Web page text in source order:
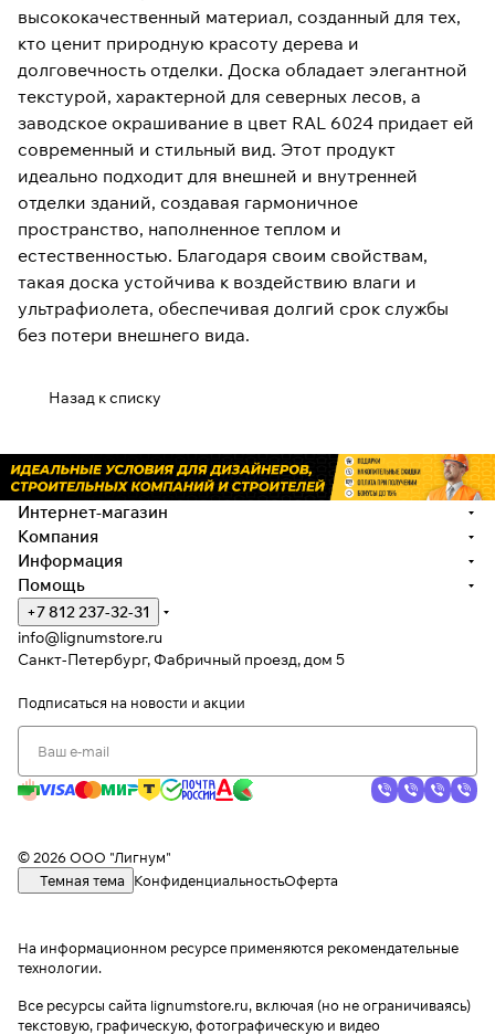
высококачественный материал, созданный для тех,
кто ценит природную красоту дерева и
долговечность отделки. Доска обладает элегантной
текстурой, характерной для северных лесов, а
заводское окрашивание в цвет RAL 6024 придает ей
современный и стильный вид. Этот продукт
идеально подходит для внешней и внутренней
отделки зданий, создавая гармоничное
пространство, наполненное теплом и
естественностью. Благодаря своим свойствам,
такая доска устойчива к воздействию влаги и
ультрафиолета, обеспечивая долгий срок службы
без потери внешнего вида.
Назад к списку
Интернет-магазин
Компания
Информация
Помощь
+7 812 237-32-31
info@lignumstore.ru
Санкт-Петербург, Фабричный проезд, дом 5
Подписаться на новости и акции
© 2026 ООО "Лигнум"
Темная тема
КонфиденциальностьОферта
На информационном ресурсе применяются рекомендательные
технологии.
Все ресурсы сайта lignumstore.ru, включая (но не ограничиваясь)
текстовую, графическую, фотографическую и видео